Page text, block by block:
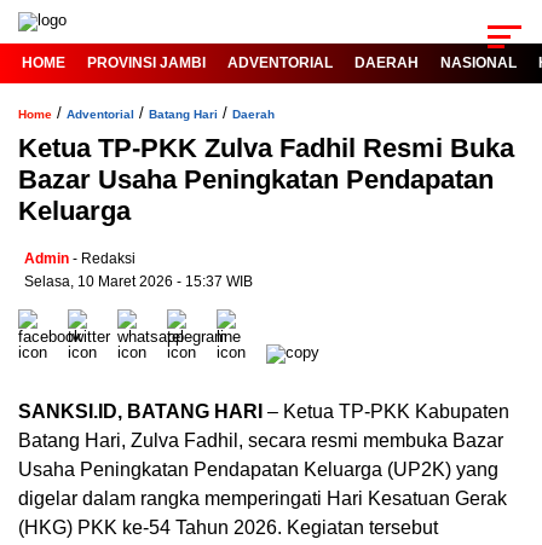
HOME PROVINSI JAMBI ADVENTORIAL DAERAH NASIONAL
Home / Adventorial / Batang Hari / Daerah
Ketua TP-PKK Zulva Fadhil Resmi Buka
Bazar Usaha Peningkatan Pendapatan
Keluarga
Admin - Redaksi
Selasa, 10 Maret 2026 - 15:37 WIB
SANKSI.ID, BATANG HARI – Ketua TP-PKK Kabupaten
Batang Hari, Zulva Fadhil, secara resmi membuka Bazar
Usaha Peningkatan Pendapatan Keluarga (UP2K) yang
digelar dalam rangka memperingati Hari Kesatuan Gerak
(HKG) PKK ke-54 Tahun 2026. Kegiatan tersebut